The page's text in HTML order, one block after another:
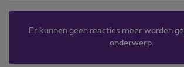
Er kunnen geen reacties meer worden
onderwerp.